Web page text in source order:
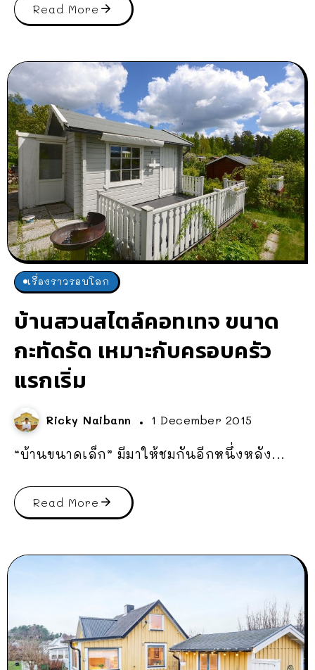
Read More
เรื่องราวรอบโลก
บ้านสวนสไตล์คอทเทจ ขนาด
กะทัดรัด เหมาะกับครอบครัว
แรกเริ่ม
Ricky Naibann 1 December 2015
“บ้านขนาดเล็ก” มีมาให้ชมกันอีกหนึ่งหลัง...
Read More